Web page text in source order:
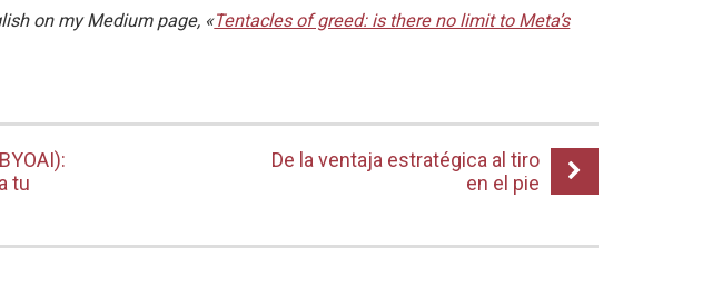
on my Medium page, «Tentacles of greed: is there no limit to Meta’s
tu
De la ventaja estratégica al tiro
en el pie